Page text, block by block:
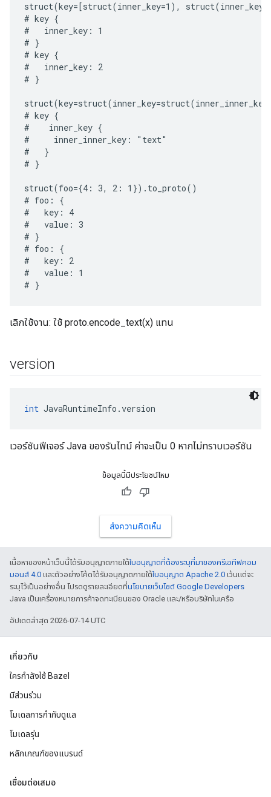
struct(key=[struct(inner_key=1),
# key {
#   inner_key: 1
# }
# key {
#   inner_key: 2
# }
# key {
#    inner_key {
#     inner_inner_key: "text"
#   }
# }
struct(foo={4: 3, 2: 1}).to_proto()
# foo: {
#   key: 4
#   value: 3
# }
# foo: {
#   key: 2
#   value: 1
เลิกใช้งาน: ใช้ proto.encode_text(x) แทน
version
int JavaRuntimeInfo.version
เวอร์ชันฟีเจอร์ Java ของรันไทม์ ค่าจะเป็น 0 หากไม่ทราบเวอร์ชัน
ข้อมูลนี้มีประโยชน์ไหม
ส่งความคิดเห็น
เนื้อหาของหน้าเว็บนี้ได้รับอนุญาตภายใต้ใบอนุญาตที่ต้องระบุที่มาของครีเอทีฟคอม
มอนส์ 4.0 และตัวอย่างโค้ดได้รับอนุญาตภายใต้ใบอนุญาต Apache 2.0 เว้นแต่จะ
ระบุไว้เป็นอย่างอื่น โปรดดูรายละเอียดที่นโยบายเว็บไซต์ Google Developers
Java เป็นเครื่องหมายการค้าจดทะเบียนของ Oracle และ/หรือบริษัทในเครือ
อัปเดตล่าสุด 2026-07-14 UTC
เกี่ยวกับ
ใครกำลังใช้ Bazel
มีส่วนร่วม
โมเดลการกำกับดูแล
โมเดลรุ่น
หลักเกณฑ์ของแบรนด์
เชื่อมต่อเสมอ